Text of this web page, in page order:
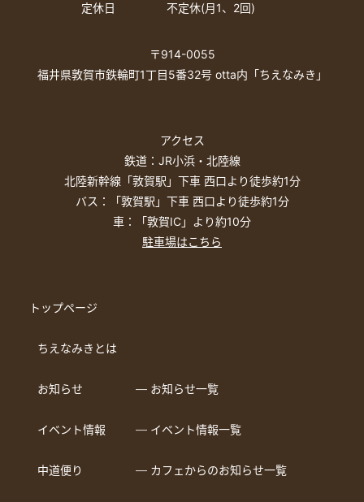
定休日
不定休(月1、2回)
〒914-0055
福井県敦賀市鉄輪町1丁目5番32号 otta内「ちえなみき」
アクセス
鉄道：JR小浜・北陸線
北陸新幹線「敦賀駅」下車 西口より徒歩約1分
バス：「敦賀駅」下車 西口より徒歩約1分
車：「敦賀IC」より約10分
駐車場はこちら
トップページ
ちえなみきとは
お知らせ ― お知らせ一覧
イベント情報 ― イベント情報一覧
中道便り ― カフェからのお知らせ一覧